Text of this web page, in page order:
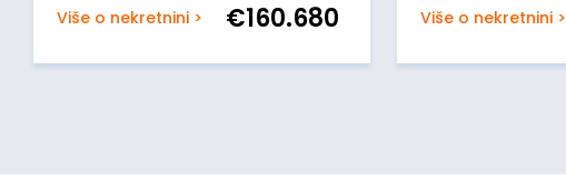
Više o nekretnini > €160.680 Više o nekretnini >